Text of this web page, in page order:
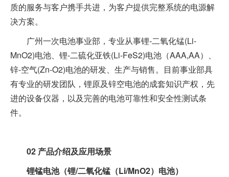
质的服务与客户携手共进，为客户提供完整系统的电源解
决方案。
广州一次电池事业部，专业从事锂-二氧化锰(Li-
MnO2)电池、锂-二硫化亚铁(Li-FeS2)电池（AAA,AA）、
锌-空气(Zn-O2)电池的研发、生产与销售。目前事业部具
有专业的研发团队，锂原及锌空电池的成套知识产权，先
进的设备仪器，以及完善的电池可靠性和安全性测试条
件。
02 产品介绍及应用场景
锂锰电池（锂/二氧化锰（Li/MnO2）电池）